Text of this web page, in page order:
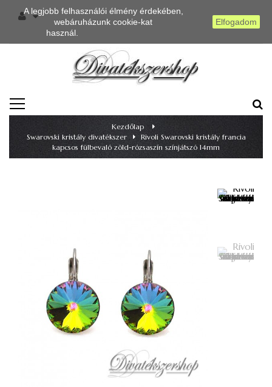
A legjobb felhasználói élmény érdekében,
webáruházunk cookie-kat
használ.
Elfogadom
TOGGLE
NAVIGATION
Kezdőlap
>
Swarovski kristály divatékszer
> Rivoli Swarovski kristály francia
kapcsos fülbevaló zöld-rózsaszín színjátszó 14mm